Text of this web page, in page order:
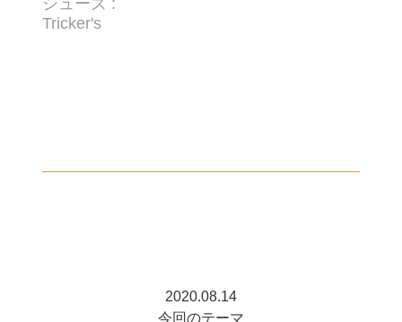
Tricker's
2020.08.14
今回のテーマ